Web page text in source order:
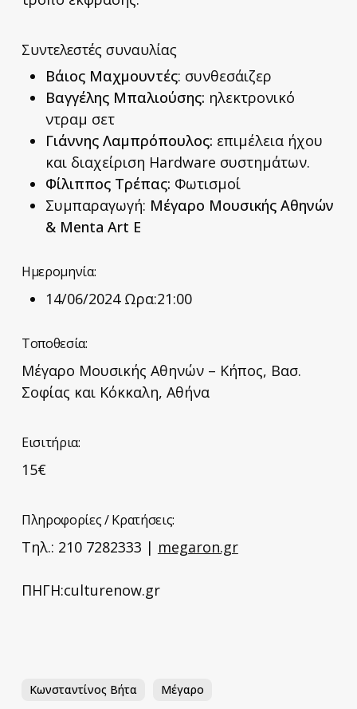
Συντελεστές συναυλίας
Βάιος Μαχμουντές: συνθεσάιζερ
Βαγγέλης Μπαλιούσης: ηλεκτρονικό
ντραμ σετ
Γιάννης Λαμπρόπουλος: επιμέλεια ήχου
και διαχείριση Hardware συστημάτων.
Φίλιππος Τρέπας: Φωτισμοί
Συμπαραγωγή: Μέγαρο Μουσικής Αθηνών
& Menta Art E
Ημερομηνία:
14/06/2024 Ωρα:21:00
Τοποθεσία:
Μέγαρο Μουσικής Αθηνών – Κήπος, Βασ.
Σοφίας και Κόκκαλη, Αθήνα
Eισιτήρια:
15€
Πληροφορίες / Κρατήσεις:
Τηλ.: 210 7282333 | megaron.gr
ΠΗΓΗ:culturenow.gr
Κωνσταντίνος Βήτα Μέγαρο